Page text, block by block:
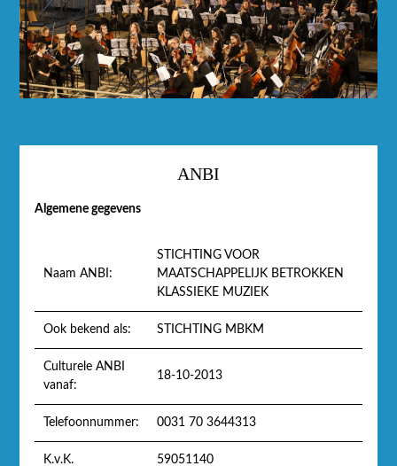
ANBI
Algemene gegevens
Naam ANBI:
STICHTING VOOR
MAATSCHAPPELIJK BETROKKEN
KLASSIEKE MUZIEK
Ook bekend als: STICHTING MBKM
Culturele ANBI
vanaf:
18-10-2013
Telefoonnummer: 0031 70 3644313
K.v.K. 59051140